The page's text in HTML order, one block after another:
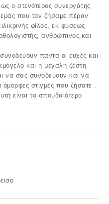
ο στενότερος συνεργάτης
που τον ζήσαμε πέραν
φίλος, εκ φύσεως
ανθρώπινος,και
πάντα οι ευχές και
και η μεγάλη ζέστη
να σας συνοδεύουν και να
στιγμές που ζήσατε .
είναι το σπουδαιότερο